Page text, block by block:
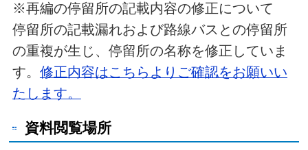
※再編の停留所の記載内容の修正について
停留所の記載漏れおよび路線バスとの停留所
の重複が生じ、停留所の名称を修正していま
す。 修正内容はこちらよりご確認をお願いい
たします。
資料閲覧場所